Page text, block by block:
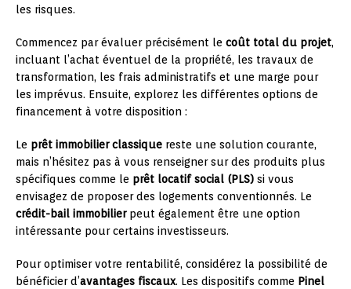
les risques.
Commencez par évaluer précisément le coût total du projet,
incluant l’achat éventuel de la propriété, les travaux de
transformation, les frais administratifs et une marge pour
les imprévus. Ensuite, explorez les différentes options de
financement à votre disposition :
Le prêt immobilier classique reste une solution courante,
mais n’hésitez pas à vous renseigner sur des produits plus
spécifiques comme le prêt locatif social (PLS) si vous
envisagez de proposer des logements conventionnés. Le
crédit-bail immobilierpeut également être une option
intéressante pour certains investisseurs.
Pour optimiser votre rentabilité, considérez la possibilité de
bénéficier d’avantages fiscaux. Les dispositifs comme Pinel